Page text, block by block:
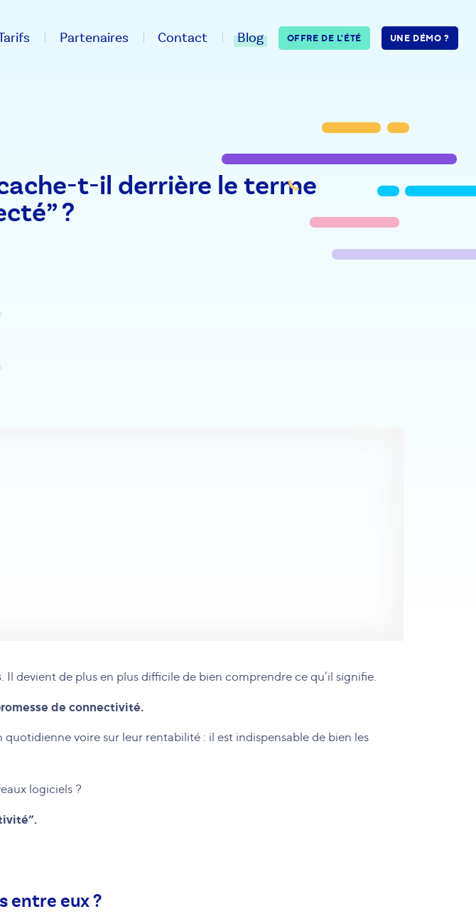
Partenaires Contact Blog OFFRE DE L'ÉTÉ UNE DÉMO ?
t-il derrière le terme
?
. Il devient de plus en plus difficile de bien comprendre ce qu’il signifie.
de connectivité.
quotidienne voire sur leur rentabilité : il est indispensable de bien les
logiciels ?
entre eux ?